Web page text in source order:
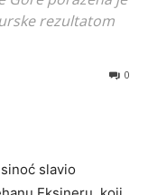
rezultatom
0
slavio